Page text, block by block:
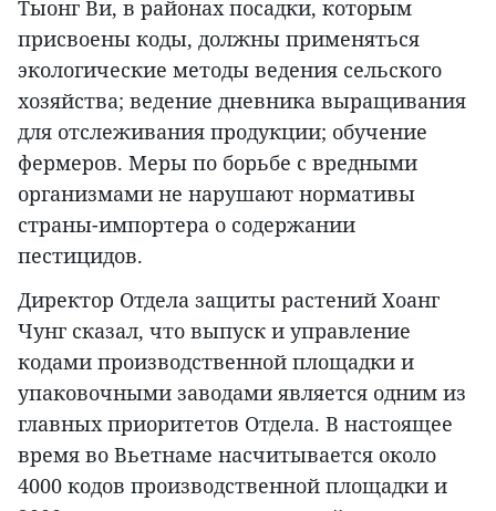
Тыонг Ви, в районах посадки, которым
присвоены коды, должны применяться
экологические методы ведения сельского
хозяйства; ведение дневника выращивания
для отслеживания продукции; обучение
фермеров. Меры по борьбе с вредными
организмами не нарушают нормативы
страны-импортера о содержании
пестицидов.
Директор Отдела защиты растений Хоанг
Чунг сказал, что выпуск и управление
кодами производственной площадки и
упаковочными заводами является одним из
главных приоритетов Отдела. В настоящее
время во Вьетнаме насчитывается около
4000 кодов производственной площадки и